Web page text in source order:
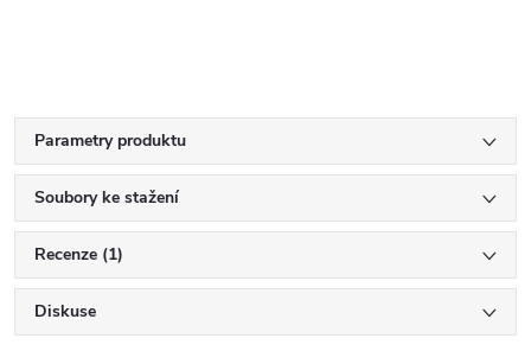
Parametry produktu
Soubory ke stažení
Recenze (1)
Diskuse